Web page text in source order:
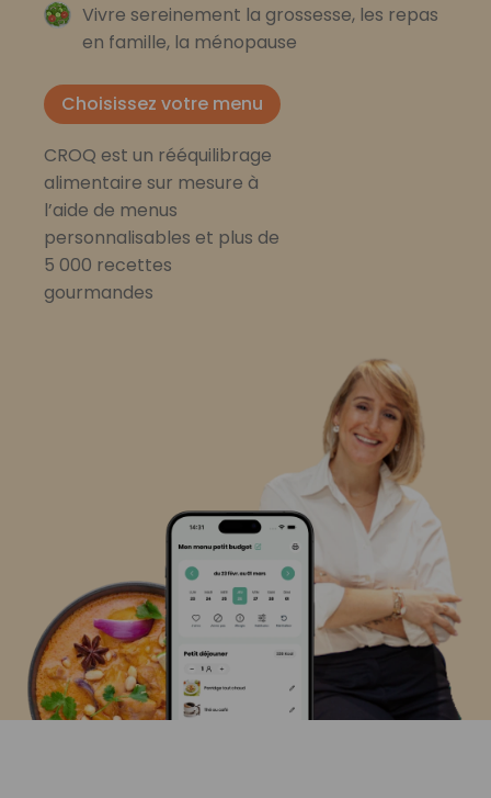
Vivre sereinement la grossesse, les repas
en famille, la ménopause
Choisissez votre menu
CROQ est un rééquilibrage
alimentaire sur mesure à
l’aide de menus
personnalisables et plus de
5 000 recettes
gourmandes